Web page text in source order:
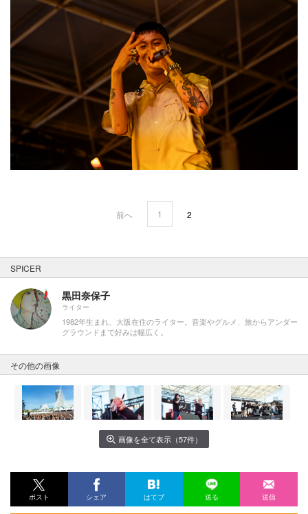
前へ 1 2
SPICER
黒田奈保子
ライター
1982年生まれ、大阪在住のライター。音楽やグルメ、旅からアンダー
グラウンドまで好みは幅広く。
その他の画像
画像を全て表示（57件）
ポスト シェア はてブ 送る 送信